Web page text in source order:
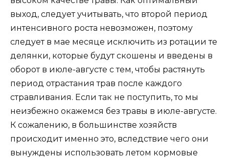
выход, следует учитывать, что второй период
интенсивного роста невозможен, поэтому
следует в мае месяце исключить из ротации те
делянки, которые будут скошены и введены в
оборот в июле-августе с тем, чтобы растянуть
период отрастания трав после каждого
стравливания. Если так не поступить, то мы
неизбежно окажемся без травы в июле-августе.
К сожалению, в большинстве хозяйств
происходит именно это, вследствие чего они
вынуждены использовать летом кормовые